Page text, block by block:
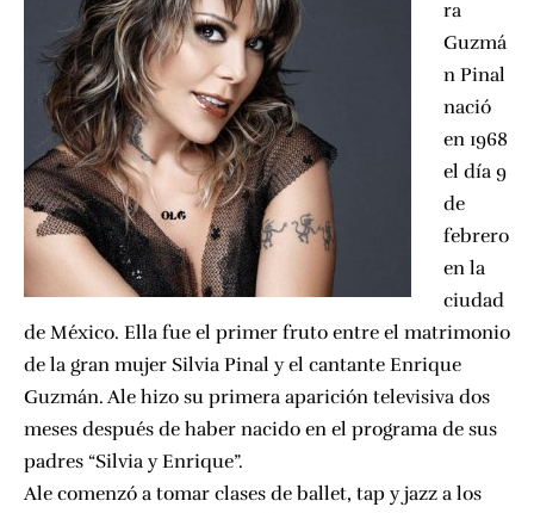
ra
Guzmá
n Pinal
nació
en 1968
el día 9
de
febrero
en la
ciudad
de México. Ella fue el primer fruto entre el matrimonio
de la gran mujer Silvia Pinal y el cantante Enrique
Guzmán. Ale hizo su primera aparición televisiva dos
meses después de haber nacido en el programa de sus
padres “Silvia y Enrique”.
Ale comenzó a tomar clases de ballet, tap y jazz a los